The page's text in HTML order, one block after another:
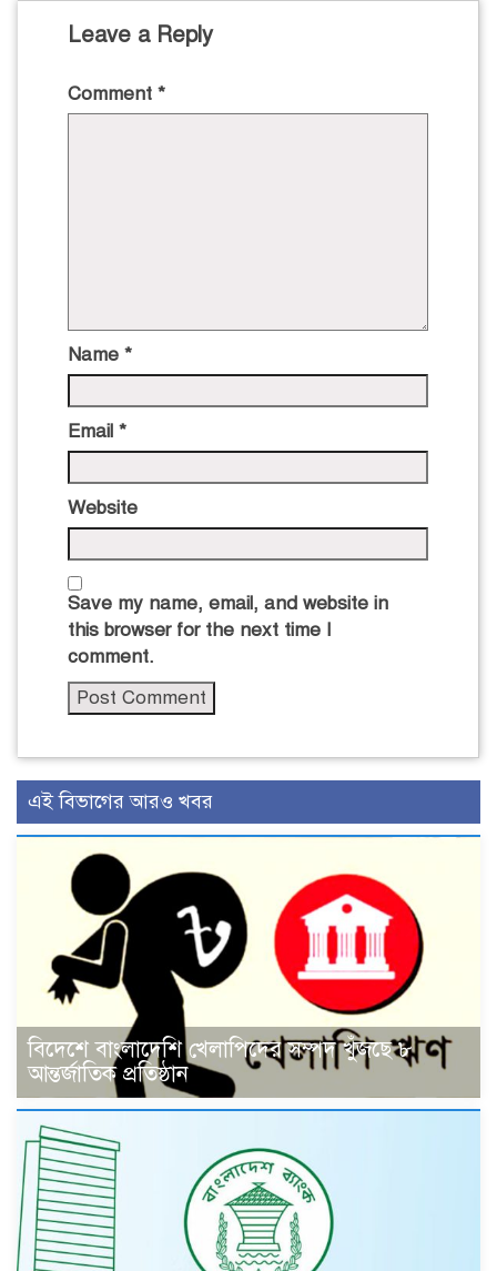
Leave a Reply
Comment *
Name *
Email *
Website
Save my name, email, and website in
this browser for the next time I
comment.
এই বিভাগের আরও খবর
বিদেশে বাংলাদেশি খেলাপিদের সম্পদ খুঁজছে ৮
আন্তর্জাতিক প্রতিষ্ঠান